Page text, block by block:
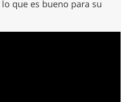
que es bueno para su